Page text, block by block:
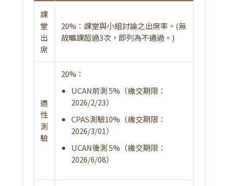
職場競爭力。
第7週 - 4/06｜掃墓節遇例假日
補假
第8週 - 4/13｜期中考週- 期中報
(合作企業：KPMG、中信金控、台
泥企業、遠傳電信)
課
堂
出
席
20%：課堂與小組討論之出席率。(無
故曠課超過3次，即列為不通過。)
適
性
測
驗
20%：
UCAN前測 5%（繳交期限：
2026/2/23）
CPAS測驗10%（繳交期限：
2026/3/01）
UCAN後測 5%（繳交期限：
2026/6/08）